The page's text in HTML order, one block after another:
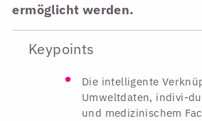
ermöglicht werden.
Keypoints
Die intelligente
Umweltdaten, indivi-
und medizinischem